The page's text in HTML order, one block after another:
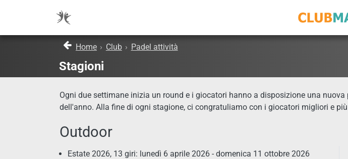
Home › Club › Padel attività
Stagioni
Ogni due settimane inizia un round e i giocatori hanno a disposizione una
dell'anno. Alla fine di ogni stagione, ci congratuliamo con i giocatori migliori e
Outdoor
Estate 2026, 13 giri: lunedì 6 aprile 2026 - domenica 11 ottobre 2026